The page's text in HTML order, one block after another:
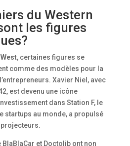
du Western
les figures
, certaines figures se
comme des modèles pour la
Xavier Niel, avec
est devenu une icône
dans Station F, le
startups au monde, a propulsé
et Doctolib ont non